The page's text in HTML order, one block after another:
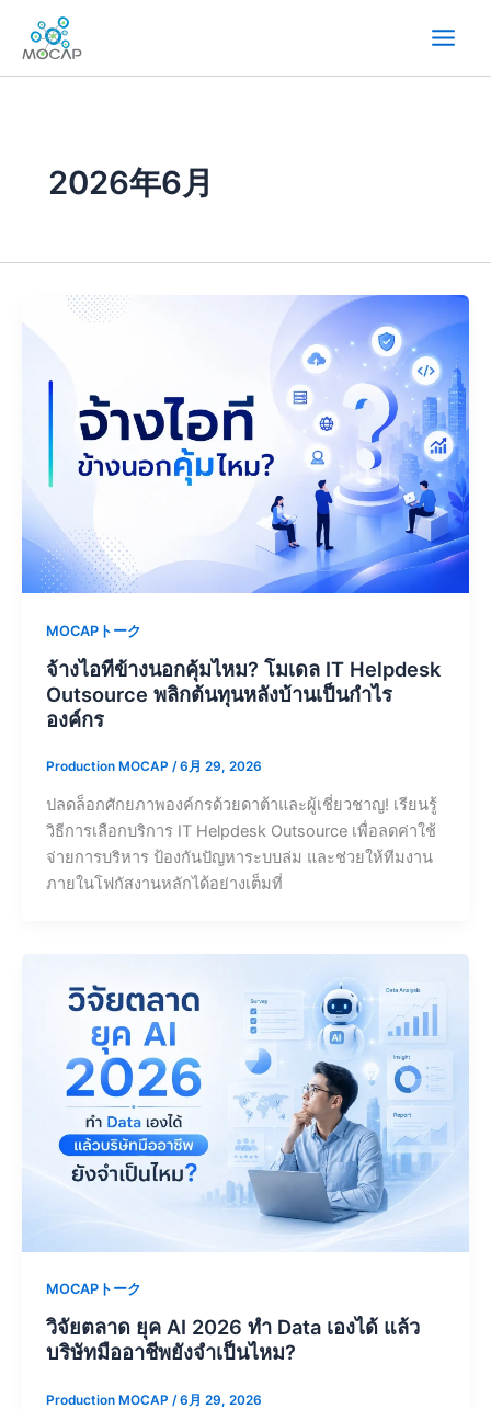
2026年6月
MOCAPトーク
จ้างไอทีข้างนอกคุ้มไหม? โมเดล IT Helpdesk
Outsource พลิกต้นทุนหลังบ้านเป็นกำไร
องค์กร
Production MOCAP /6月 29, 2026
ปลดล็อกศักยภาพองค์กรด้วยดาต้าและผู้เชี่ยวชาญ! เรียนรู้
วิธีการเลือกบริการ IT Helpdesk Outsource เพื่อลดค่าใช้
จ่ายการบริหาร ป้องกันปัญหาระบบล่ม และช่วยให้ทีมงาน
ภายในโฟกัสงานหลักได้อย่างเต็มที่
MOCAPトーク
วิจัยตลาด ยุค AI 2026 ทำ Data เองได้ แล้ว
บริษัทมืออาชีพยังจำเป็นไหม?
Production MOCAP /6月 29, 2026